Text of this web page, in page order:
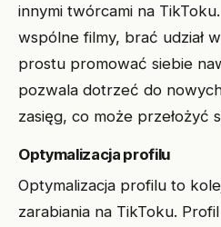
innymi twórcami na
wspólne filmy, brać udział
prostu promować siebie
pozwala dotrzeć do
zasięg, co może przełożyć
Optymalizacja profilu
Optymalizacja profilu to
zarabiania na TikToku.